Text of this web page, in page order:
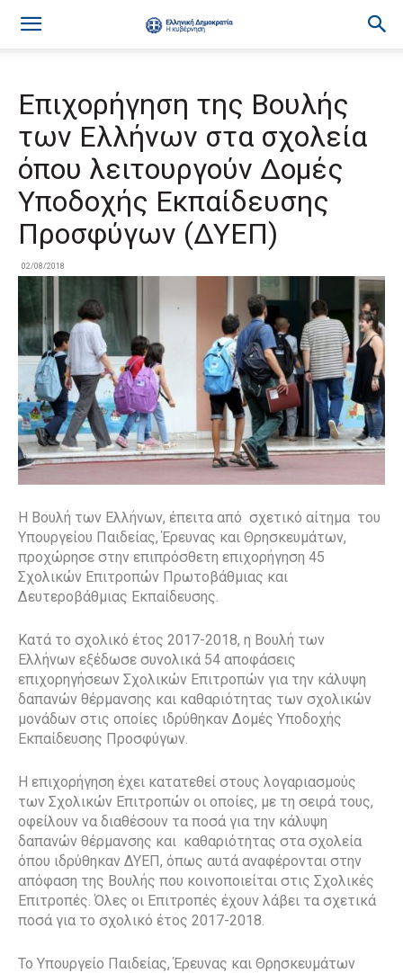
Επιχορήγηση της Βουλής
των Ελλήνων στα σχολεία
όπου λειτουργούν Δομές
Υποδοχής Εκπαίδευσης
Προσφύγων (ΔΥΕΠ)
02/08/2018
Η Βουλή των Ελλήνων, έπειτα από σχετικό αίτημα του
Υπουργείου Παιδείας, Έρευνας και Θρησκευμάτων,
προχώρησε στην επιπρόσθετη επιχορήγηση 45
Σχολικών Επιτροπών Πρωτοβάθμιας και
Δευτεροβάθμιας Εκπαίδευσης.
Κατά το σχολικό έτος 2017-2018, η Βουλή των
Ελλήνων εξέδωσε συνολικά 54 αποφάσεις
επιχορηγήσεων Σχολικών Επιτροπών για την κάλυψη
δαπανών θέρμανσης και καθαριότητας των σχολικών
μονάδων στις οποίες ιδρύθηκαν Δομές Υποδοχής
Εκπαίδευσης Προσφύγων.
Η επιχορήγηση έχει κατατεθεί στους λογαριασμούς
των Σχολικών Επιτροπών οι οποίες, με τη σειρά τους,
οφείλουν να διαθέσουν τα ποσά για την κάλυψη
δαπανών θέρμανσης και καθαριότητας στα σχολεία
όπου ιδρύθηκαν ΔΥΕΠ, όπως αυτά αναφέρονται στην
απόφαση της Βουλής που κοινοποιείται στις Σχολικές
Επιτροπές. Όλες οι Επιτροπές έχουν λάβει τα σχετικά
ποσά για το σχολικό έτος 2017-2018.
Το Υπουργείο Παιδείας, Έρευνας και Θρησκευμάτων